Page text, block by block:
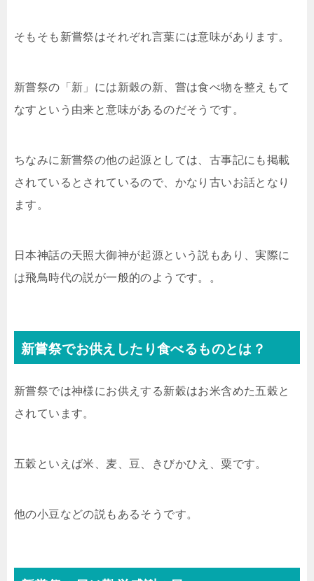
そもそも新嘗祭はそれぞれ言葉には意味があります。
新嘗祭の「新」には新穀の新、嘗は食べ物を整えもて
なすという由来と意味があるのだそうです。
ちなみに新嘗祭の他の起源としては、古事記にも掲載
されているとされているので、かなり古いお話となり
ます。
日本神話の天照大御神が起源という説もあり、実際に
は飛鳥時代の説が一般的のようです。。
新嘗祭でお供えしたり食べるものとは？
新嘗祭では神様にお供えする新穀はお米含めた五穀と
されています。
五穀といえば米、麦、豆、きびかひえ、粟です。
他の小豆などの説もあるそうです。